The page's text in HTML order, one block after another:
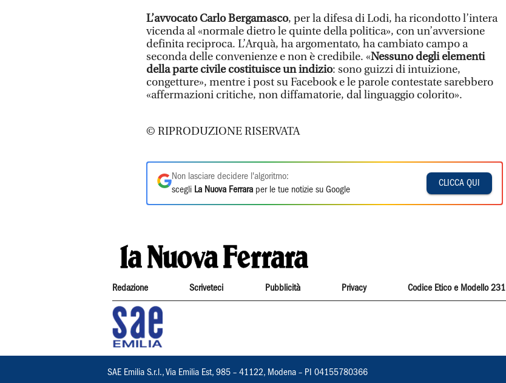
L’avvocato Carlo Bergamasco, per la difesa di Lodi, ha ricondotto l’intera
vicenda al «normale dietro le quinte della politica», con un’avversione
definita reciproca. L’Arquà, ha argomentato, ha cambiato campo a
seconda delle convenienze e non è credibile. «Nessuno degli elementi
della parte civile costituisce un indizio: sono guizzi di intuizione,
congetture», mentre i post su Facebook e le parole contestate sarebbero
«affermazioni critiche, non diffamatorie, dal linguaggio colorito».
© RIPRODUZIONE RISERVATA
Non lasciare decidere l'algoritmo:
scegli La Nuova Ferrara per le tue notizie su Google
CLICCA QUI
Redazione Scriveteci Pubblicità Privacy Codice Etico e Modello 231
SAE Emilia S.r.l., Via Emilia Est, 985 – 41122, Modena – PI 04155780366